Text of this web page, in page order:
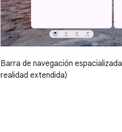
Barra de navegación
realidad extendida)